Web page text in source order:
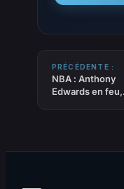
PRÉCÉDENTE :
NBA : Anthony
Edwards en feu,